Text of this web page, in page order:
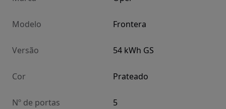
Modelo Frontera
Versão 54 kWh GS
Cor Prateado
Nº de portas 5